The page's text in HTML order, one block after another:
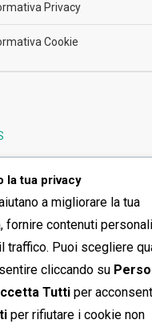
Privacy
Cookie
SU FACEBOOK
la tua privacy
a migliorare la tua
fornire contenuti
traffico. Puoi scegliere
cliccando su
Tutti per
per rifiutare i cookie non